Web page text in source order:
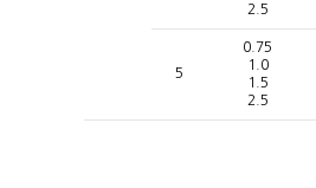
2.5
5
0.75
1.0
1.5
2.5